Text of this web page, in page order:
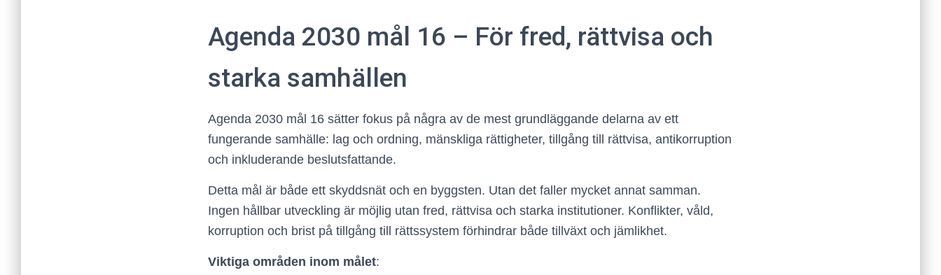
Agenda 2030 mål 16 – För fred, rättvisa och
starka samhällen
Agenda 2030 mål 16 sätter fokus på några av de mest grundläggande delarna av ett
fungerande samhälle: lag och ordning, mänskliga rättigheter, tillgång till rättvisa, antikorruption
och inkluderande beslutsfattande.
Detta mål är både ett skyddsnät och en byggsten. Utan det faller mycket annat samman.
Ingen hållbar utveckling är möjlig utan fred, rättvisa och starka institutioner. Konflikter, våld,
korruption och brist på tillgång till rättssystem förhindrar både tillväxt och jämlikhet.
Viktiga områden inom målet: